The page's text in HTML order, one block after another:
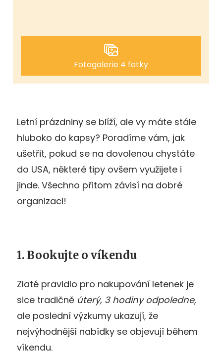
Fotogalerie 4 fotky
Letní prázdniny se blíží, ale vy máte stále
hluboko do kapsy? Poradíme vám, jak
ušetřit, pokud se na dovolenou chystáte
do USA, některé tipy ovšem využijete i
jinde. Všechno přitom závisí na dobré
organizaci!
1. Bookujte o víkendu
Zlaté pravidlo pro nakupování letenek je
sice tradičně úterý, 3 hodiny odpoledne,
ale poslední výzkumy ukazují, že
nejvýhodnější nabídky se objevují během
víkendu.